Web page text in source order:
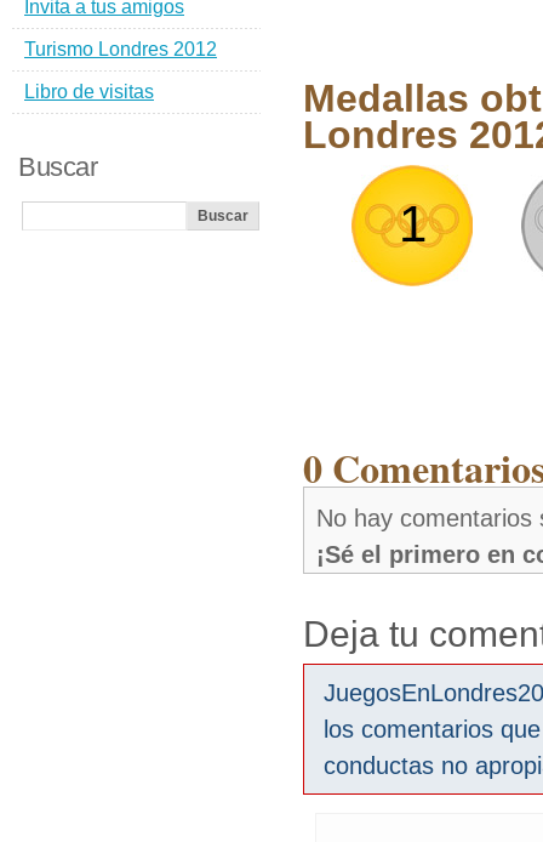
Medallas
Londres
1
0
No hay comentarios
¡Sé el primero en
Deja tu
los comentarios
conductas no
Invita a tus amigos
Turismo Londres 2012
Libro de visitas
Buscar